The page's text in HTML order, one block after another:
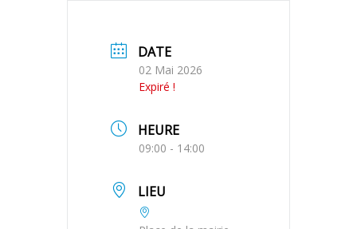
DATE
02 Mai 2026
Expiré !
HEURE
09:00 - 14:00
LIEU